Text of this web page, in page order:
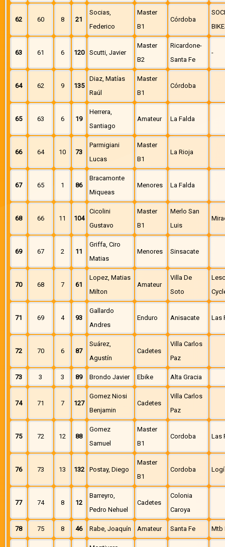
62 60 8 21
Socias,
Federico
Master
B1
Córdoba
63 61 6 120 Scutti, Javier
Master
B2
Ricardone-
Santa Fe
-
64 62 9 135
Diaz, Matías
Raúl
Master
B1
Córdoba
65 63 6 19
Herrera,
Santiago
Amateur La Falda
66 64 10 73
Parmigiani
Lucas
Master
B1
La Rioja
67 65 1 86
Bracamonte
Miqueas
Menores La Falda
68 66 11 104
Cicolini
Gustavo
Master
B1
Merlo San
Luis
69 67 2 11
Griffa, Ciro
Matias
Menores Sinsacate
70 68 7 61
Lopez, Matias
Milton
Amateur
Villa De
Soto
71 69 4 93
Gallardo
Andres
Enduro Anisacate Las
72 70 6 87
Suárez,
Agustín
Cadetes
Villa Carlos
Paz
73 3 3 89 Brondo Javier Ebike Alta Gracia
74 71 7 127
Gomez Niosi
Benjamin
Cadetes
Villa Carlos
Paz
75 72 12 88
Gomez
Samuel
Master
B1
Cordoba Las
76 73 13 132 Postay, Diego
Master
B1
Cordoba
77 74 8 12
Barreyro,
Pedro Nehuel
Cadetes
Colonia
Caroya
78 75 8 46 Rabe, Joaquín Amateur Santa Fe Mtb